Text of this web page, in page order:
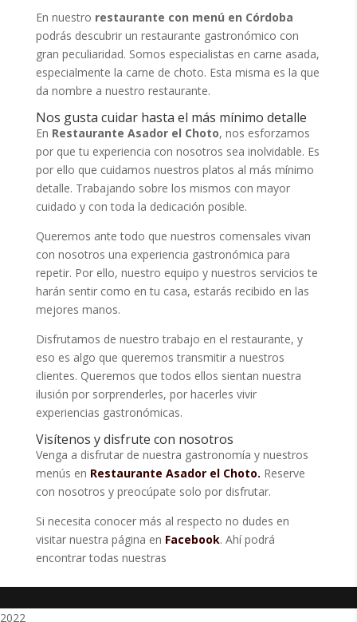
En nuestro restaurante con menú en Córdoba
podrás descubrir un restaurante gastronómico con
gran peculiaridad. Somos especialistas en carne asada,
especialmente la carne de choto. Esta misma es la que
da nombre a nuestro restaurante.
Nos gusta cuidar hasta el más mínimo detalle
En Restaurante Asador el Choto, nos esforzamos
por que tu experiencia con nosotros sea inolvidable. Es
por ello que cuidamos nuestros platos al más mínimo
detalle. Trabajando sobre los mismos con mayor
cuidado y con toda la dedicación posible.
Queremos ante todo que nuestros comensales vivan
con nosotros una experiencia gastronómica para
repetir. Por ello, nuestro equipo y nuestros servicios te
harán sentir como en tu casa, estarás recibido en las
mejores manos.
Disfrutamos de nuestro trabajo en el restaurante, y
eso es algo que queremos transmitir a nuestros
clientes. Queremos que todos ellos sientan nuestra
ilusión por sorprenderles, por hacerles vivir
experiencias gastronómicas.
Visítenos y disfrute con nosotros
Venga a disfrutar de nuestra gastronomía y nuestros
menús en Restaurante Asador el Choto. Reserve
con nosotros y preocúpate solo por disfrutar.
Si necesita conocer más al respecto no dudes en
visitar nuestra página en Facebook. Ahí podrá
encontrar todas nuestras
2022